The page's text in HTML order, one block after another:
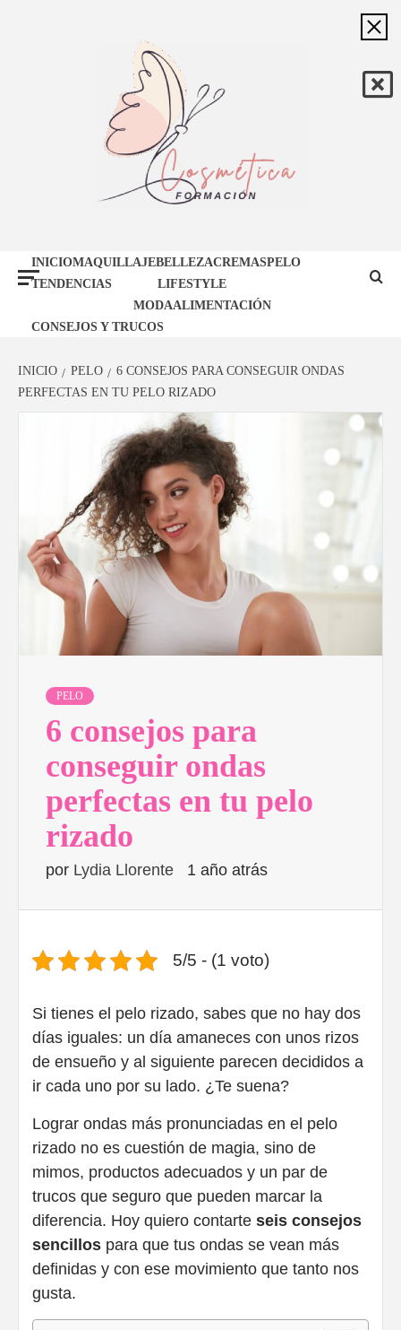
COSMÉTICA
INICIOMAQUILLAJEBELLEZACREMASPELO
TENDENCIAS
LIFESTYLE
MODAALIMENTACIÓN
CONSEJOS Y TRUCOS
INICIO PELO
6 CONSEJOS PARA CONSEGUIR ONDAS
PERFECTAS EN TU PELO RIZADO
PELO
6 consejos para
conseguir ondas
perfectas en tu pelo
rizado
por Lydia Llorente 1 año atrás
5/5 - (1 voto)
Si tienes el pelo rizado, sabes que no hay dos
días iguales: un día amaneces con unos rizos
de ensueño y al siguiente parecen decididos a
ir cada uno por su lado. ¿Te suena?
Lograr ondas más pronunciadas en el pelo
rizado no es cuestión de magia, sino de
mimos, productos adecuados y un par de
trucos que seguro que pueden marcar la
diferencia. Hoy quiero contarte seis consejos
sencillos para que tus ondas se vean más
definidas y con ese movimiento que tanto nos
gusta.